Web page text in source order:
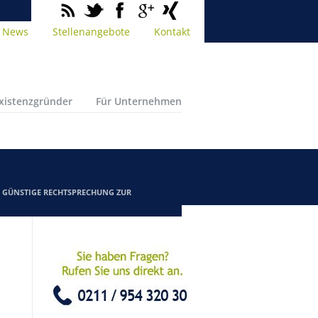
News Stellenangebote Kontakt
Für Unternehmen
GÜNSTIGE RECHTSPRECHUNG ZUR